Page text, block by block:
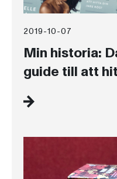
2019-10-07
Min historia:
guide till att